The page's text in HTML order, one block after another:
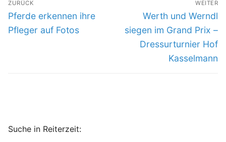
ZURÜCK
Vorheriger
Beitrag:
Pferde erkennen ihre
Pfleger auf Fotos
WEITER
Nächster
Beitrag:
Werth und Werndl
siegen im Grand Prix –
Dressurturnier Hof
Kasselmann
Suche in Reiterzeit: